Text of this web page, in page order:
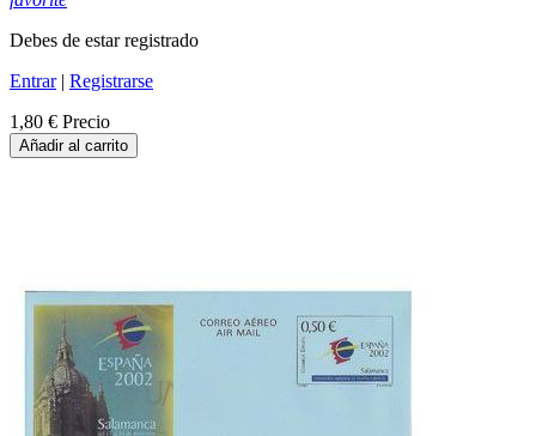
Debes de estar registrado
Entrar| Registrarse
1,80 € Precio
Añadir al carrito